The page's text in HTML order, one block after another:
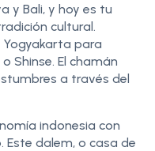
y Bali, y hoy es tu
cultural.
Yogyakarta para
o Shinse. El chamán
a través del
indonesia con
Este dalem, o casa de